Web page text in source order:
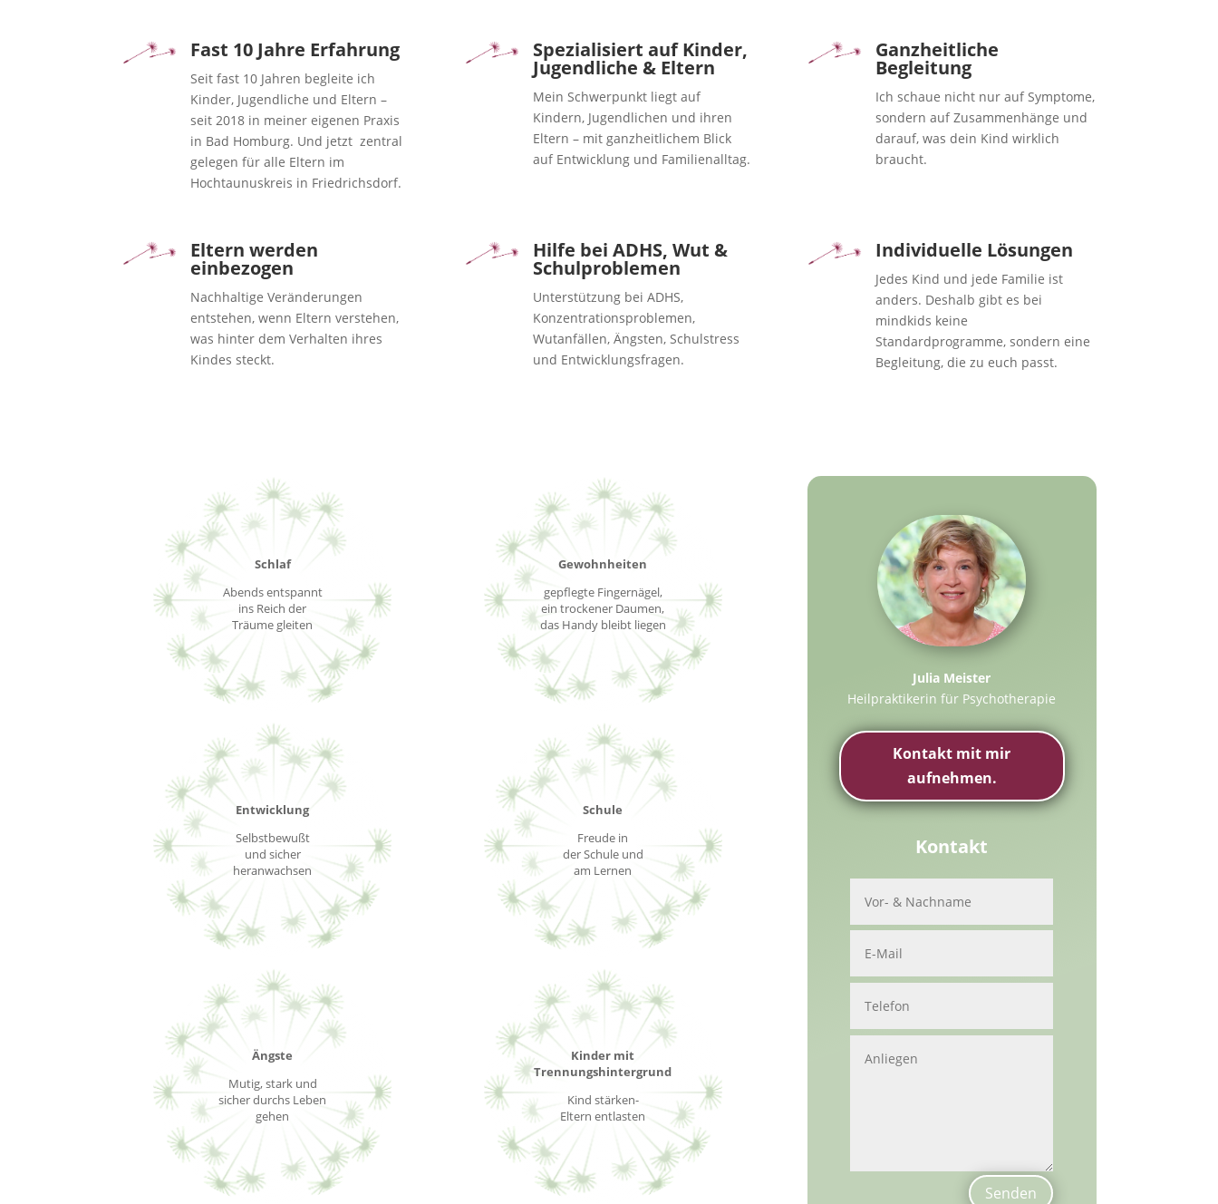
Fast 10 Jahre Erfahrung
Seit fast 10 Jahren begleite ich
Kinder, Jugendliche und Eltern –
seit 2018 in meiner eigenen Praxis
in Bad Homburg. Und jetzt zentral
gelegen für alle Eltern im
Hochtaunuskreis in Friedrichsdorf.
Spezialisiert auf Kinder,
Jugendliche & Eltern
Mein Schwerpunkt liegt auf
Kindern, Jugendlichen und ihren
Eltern – mit ganzheitlichem Blick
auf Entwicklung und Familienalltag.
Ganzheitliche
Begleitung
Ich schaue nicht nur auf Symptome,
sondern auf Zusammenhänge und
darauf, was dein Kind wirklich
braucht.
Eltern werden
einbezogen
Nachhaltige Veränderungen
entstehen, wenn Eltern verstehen,
was hinter dem Verhalten ihres
Kindes steckt.
Hilfe bei ADHS, Wut &
Schulproblemen
Unterstützung bei ADHS,
Konzentrationsproblemen,
Wutanfällen, Ängsten, Schulstress
und Entwicklungsfragen.
Individuelle Lösungen
Jedes Kind und jede Familie ist
anders. Deshalb gibt es bei
mindkids keine
Standardprogramme, sondern eine
Begleitung, die zu euch passt.
Schlaf
Abends entspannt
ins Reich der
Träume gleiten
Entwicklung
Selbstbewußt
und sicher
heranwachsen
Ängste
Mutig, stark und
sicher durchs Leben
gehen
Gewohnheiten
gepflegte Fingernägel,
ein trockener Daumen,
das Handy bleibt liegen
Schule
Freude in
der Schule und
am Lernen
Kinder mit
Trennungshintergrund
Kind stärken-
Eltern entlasten
Julia Meister
Heilpraktikerin für Psychotherapie
Kontakt mit mir
aufnehmen.
Kontakt
Senden